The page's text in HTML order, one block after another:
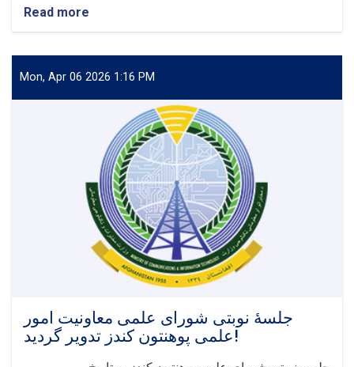
Read more
د
پوهنتون
د
پوهنځي
نوښتونو
څېړنیزو
پروژو
نندارتون
ترسره
شو
چې
تنه
محصلان
او
Mon, Apr 06 2026 1:16 PM
جلسۀ نوبتی شورای علمی معاونیت امور
علمی پوهنتون کندز تدویر گردید!